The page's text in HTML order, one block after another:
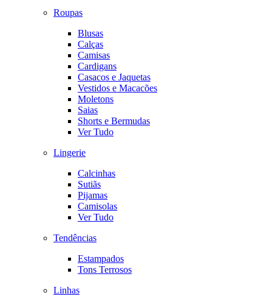
Roupas
Blusas
Calças
Camisas
Cardigans
Casacos e Jaquetas
Vestidos e Macacões
Moletons
Saias
Shorts e Bermudas
Ver Tudo
Lingerie
Calcinhas
Sutiãs
Pijamas
Camisolas
Ver Tudo
Tendências
Estampados
Tons Terrosos
Linhas